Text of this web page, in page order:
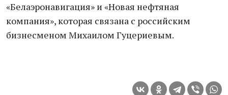
«Белаэронавигация» и «Новая нефтяная
компания», которая связана с российским
бизнесменом Михаилом Гуцериевым.